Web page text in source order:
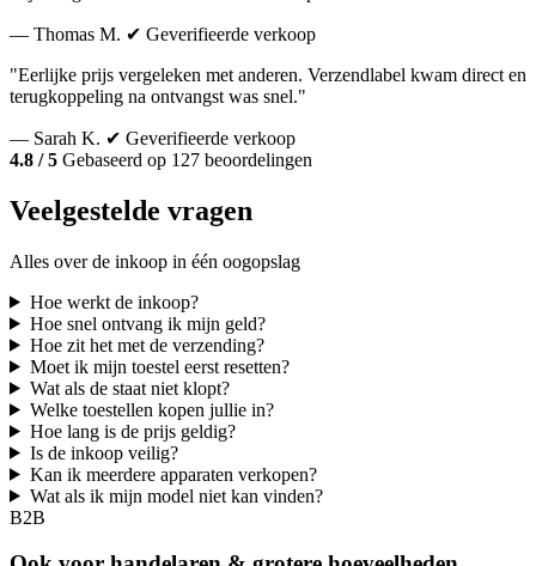
— Thomas M. ✔ Geverifieerde verkoop
"Eerlijke prijs vergeleken met anderen. Verzendlabel kwam direct en
terugkoppeling na ontvangst was snel."
— Sarah K. ✔ Geverifieerde verkoop
4.8 / 5 Gebaseerd op 127 beoordelingen
Veelgestelde vragen
Alles over de inkoop in één oogopslag
Hoe werkt de inkoop?
Hoe snel ontvang ik mijn geld?
Hoe zit het met de verzending?
Moet ik mijn toestel eerst resetten?
Wat als de staat niet klopt?
Welke toestellen kopen jullie in?
Hoe lang is de prijs geldig?
Is de inkoop veilig?
Kan ik meerdere apparaten verkopen?
Wat als ik mijn model niet kan vinden?
B2B